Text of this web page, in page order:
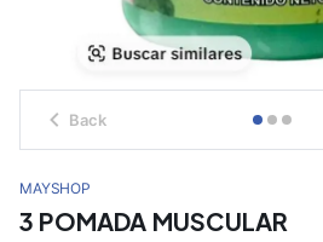
Back
MAYSHOP
3 POMADA MUSCULAR